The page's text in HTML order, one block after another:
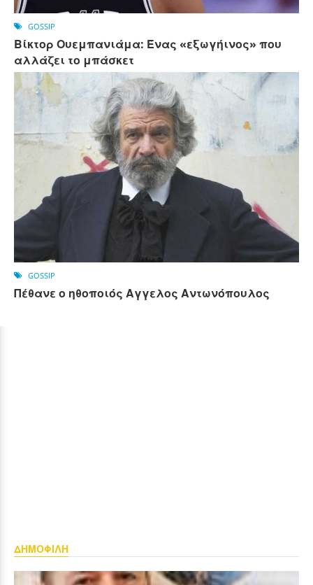
GOSSIP
Βίκτορ Ουεμπανιάμα: Ένας «εξωγήινος» που
αλλάζει το μπάσκετ
GOSSIP
Πέθανε ο ηθοποιός Αγγελος Αντωνόπουλος
ΔΗΜΟΦΙΛΗ